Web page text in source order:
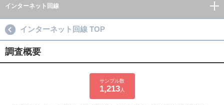
インターネット回線
インターネット回線 TOP
調査概要
サンプル数
1,213人